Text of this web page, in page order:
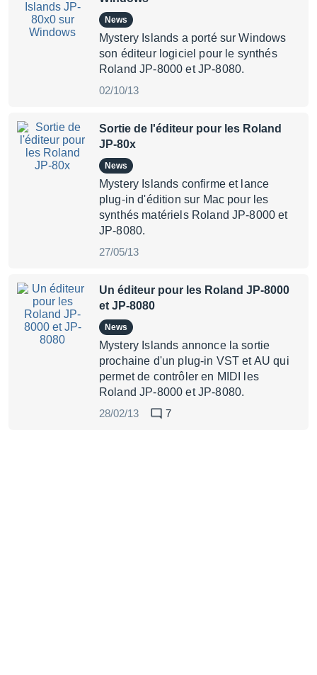
News
Mystery Islands a porté sur Windows
son éditeur logiciel pour le synthés
Roland JP-8000 et JP-8080.
02/10/13
Sortie de l'éditeur pour les Roland
JP-80x
News
Mystery Islands confirme et lance
plug-in d'édition sur Mac pour les
synthés matériels Roland JP-8000 et
JP-8080.
27/05/13
Un éditeur pour les Roland JP-8000
et JP-8080
News
Mystery Islands annonce la sortie
prochaine d'un plug-in VST et AU qui
permet de contrôler en MIDI les
Roland JP-8000 et JP-8080.
28/02/13
7